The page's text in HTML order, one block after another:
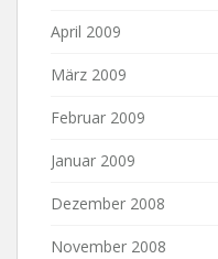
April 2009
März 2009
Februar 2009
Januar 2009
Dezember 2008
November 2008